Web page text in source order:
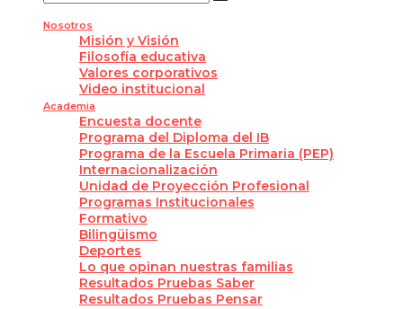
Nosotros
Misión y Visión
Filosofía educativa
Valores corporativos
Video institucional
Academia
Encuesta docente
Programa del Diploma del IB
Programa de la Escuela Primaria (PEP)
Internacionalización
Unidad de Proyección Profesional
Programas Institucionales
Formativo
Bilingüismo
Deportes
Lo que opinan nuestras familias
Resultados Pruebas Saber
Resultados Pruebas Pensar